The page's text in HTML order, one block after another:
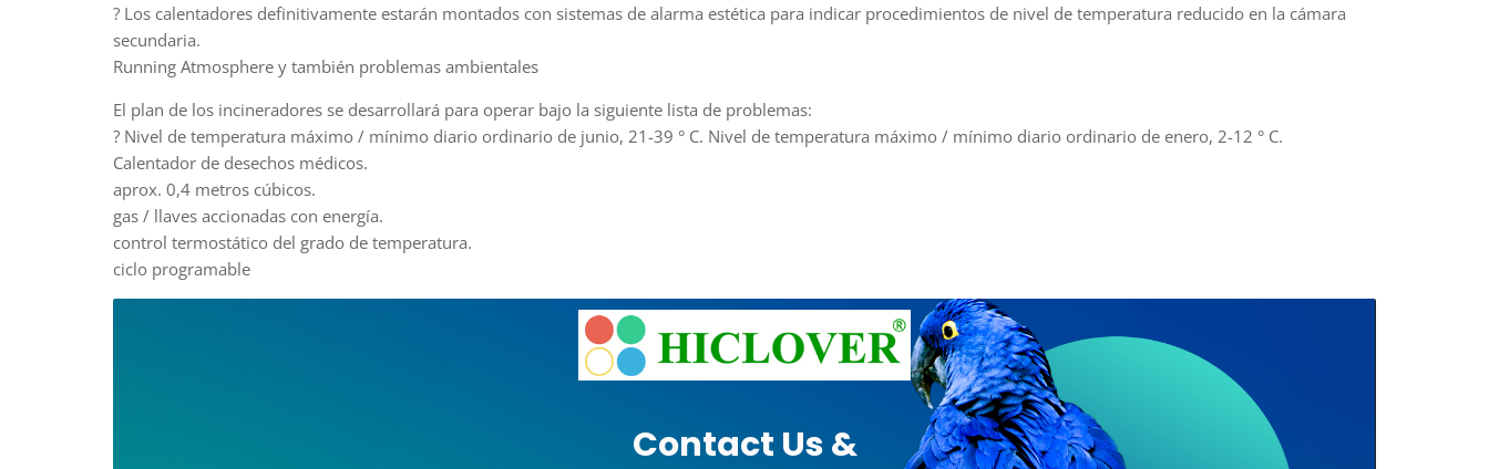
? Los calentadores definitivamente estarán montados con sistemas de alarma estética para indicar procedimientos de nivel de temperatura reducido en la cámara
secundaria.
Running Atmosphere y también problemas ambientales
El plan de los incineradores se desarrollará para operar bajo la siguiente lista de problemas:
? Nivel de temperatura máximo / mínimo diario ordinario de junio, 21-39 ° C. Nivel de temperatura máximo / mínimo diario ordinario de enero, 2-12 ° C.
Calentador de desechos médicos.
aprox. 0,4 metros cúbicos.
gas / llaves accionadas con energía.
control termostático del grado de temperatura.
ciclo programable
Contact Us &